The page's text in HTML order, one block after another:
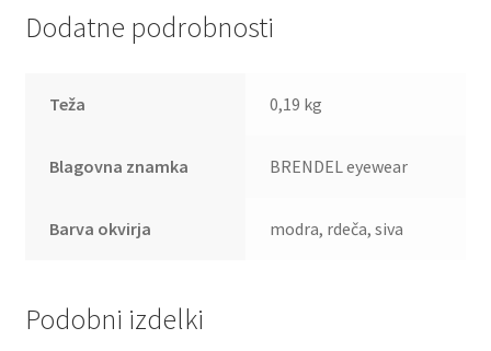
Dodatne podrobnosti
Teža 0,19 kg
Blagovna znamka BRENDEL eyewear
Barva okvirja modra, rdeča, siva
Podobni izdelki